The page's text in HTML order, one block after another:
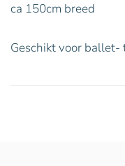
ca 150cm breed
Geschikt voor